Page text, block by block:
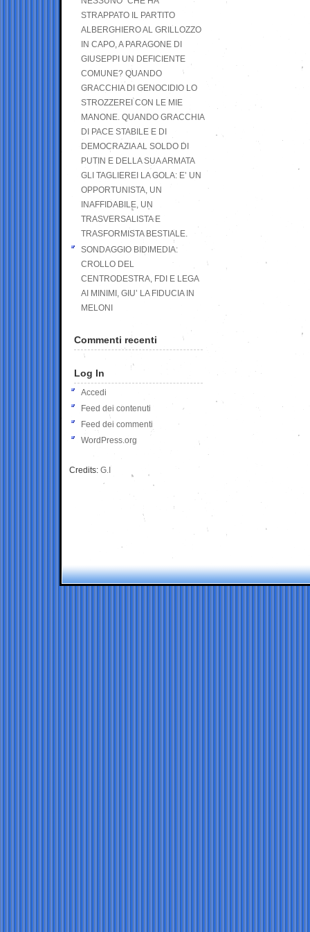
STRAPPATO IL PARTITO
ALBERGHIERO AL GRILLOZZO
IN CAPO, A PARAGONE DI
GIUSEPPI UN DEFICIENTE
COMUNE? QUANDO
GRACCHIA DI GENOCIDIO LO
STROZZEREI CON LE MIE
MANONE. QUANDO GRACCHIA
DI PACE STABILE E DI
DEMOCRAZIA AL SOLDO DI
PUTIN E DELLA SUA ARMATA
GLI TAGLIEREI LA GOLA: E’ UN
OPPORTUNISTA, UN
INAFFIDABILE, UN
TRASVERSALISTA E
TRASFORMISTA BESTIALE.
SONDAGGIO BIDIMEDIA:
CROLLO DEL
CENTRODESTRA, FDI E LEGA
AI MINIMI, GIU’ LA FIDUCIA IN
MELONI
Commenti recenti
Log In
Accedi
Feed dei contenuti
Feed dei commenti
WordPress.org
Credits: G.I